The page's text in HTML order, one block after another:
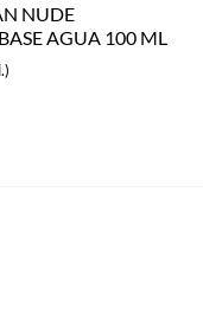
NUDE
AGUA 100 ML